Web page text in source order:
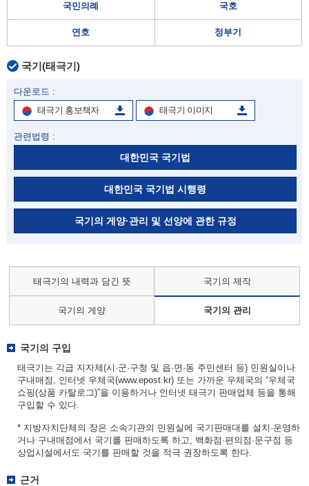
국민의례 국호
연호 정부기
국기(태극기)
다운로드 :
태극기 홍보책자
태극기 이미지
관련법령 :
대한민국 국기법
대한민국 국기법 시행령
국기의 게양·관리 및 선양에 관한 규정
태극기의 내력과 담긴 뜻 국기의 제작
국기의 게양 국기의 관리
국기의 구입
태극기는 각급 지자체(시·군·구청 및 읍·면·동 주민센터 등) 민원실이나
구내매점, 인터넷 우체국(www.epost.kr) 또는 가까운 우체국의 “우체국
쇼핑(상품 카탈로그)”을 이용하거나 인터넷 태극기 판매업체 등을 통해
구입할 수 있다.
* 지방자치단체의 장은 소속기관의 민원실에 국기판매대를 설치·운영하
거나 구내매점에서 국기를 판매하도록 하고, 백화점·편의점·문구점 등
상업시설에서도 국기를 판매할 것을 적극 권장하도록 한다.
근거